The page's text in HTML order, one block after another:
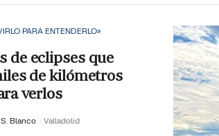
PARA ENTENDERLO»
de eclipses que
de kilómetros
verlos
Blanco Valladolid